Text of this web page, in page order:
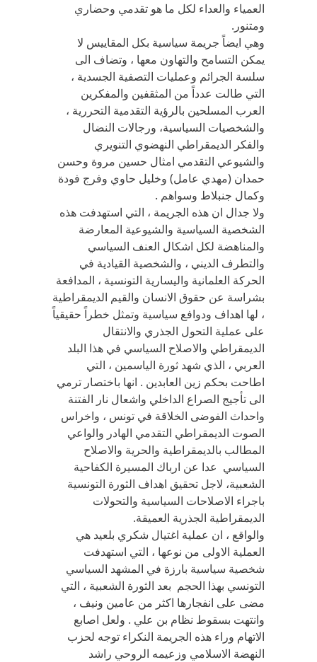
العمياء والعداء لكل ما هو تقدمي وحضاري
ومتنور.
وهي ايضاً جريمة سياسية بكل المقاييس لا
يمكن التسامح والتهاون معها ، وتضاف الى
سلسة الجرائم وعمليات التصفية الجسدية ،
التي طالت عدداً من المثقفين والمفكرين
العرب المسلحين بالرؤية التقدمية التحررية ،
والشخصيات السياسية، ورجالات النضال
والفكر الديمقراطي النهضوي التنويري
والشيوعي التقدمي امثال حسين مروة وحسن
حمدان (مهدي عامل) وخليل حاوي وفرج فودة
وكمال جنبلاط وسواهم .
ولا جدال ان هذه الجريمة ، التي استهدفت هذه
الشخصية السياسية والشيوعية المعارضة
والمناهضة لكل اشكال العنف السياسي
والتطرف الديني ، والشخصية القيادية في
الحركة العلمانية واليسارية التونسية ، المدافعة
بشراسة عن حقوق الانسان والقيم الديمقراطية
، لها اهداف ودوافع سياسية وتمثل خطراً حقيقياً
على عملية التحول الجذري والانتقال
الديمقراطي والاصلاح السياسي في هذا البلد
العربي ، الذي شهد ثورة الياسمين ، التي
اطاحت بحكم زين العابدين . انها باختصار ترمي
الى تأجيج الصراع الداخلي واشعال نار الفتنة
واحداث الفوضى الخلاقة في تونس ، واخراس
الصوت الديمقراطي التقدمي الهادر والواعي
المطالب بالديمقراطية والحرية والاصلاح
السياسي عدا عن ارباك المسيرة الكفاحية
الشعبية، لاجل تحقيق اهداف الثورة التونسية
باجراء الاصلاحات السياسية والتحولات
الديمقراطية الجذرية العميقة.
والواقع ، ان عملية اغتيال شكري بلعيد هي
العملية الاولى من نوعها ، التي استهدفت
شخصية سياسية بارزة في المشهد السياسي
التونسي بهذا الحجم بعد الثورة الشعبية ، التي
مضى على انفجارها اكثر من عامين ونيف ،
وانتهت بسقوط نظام بن علي . ولعل اصابع
الاتهام وراء هذه الجريمة النكراء توجه لحزب
النهضة الاسلامي وزعيمه الروحي راشد